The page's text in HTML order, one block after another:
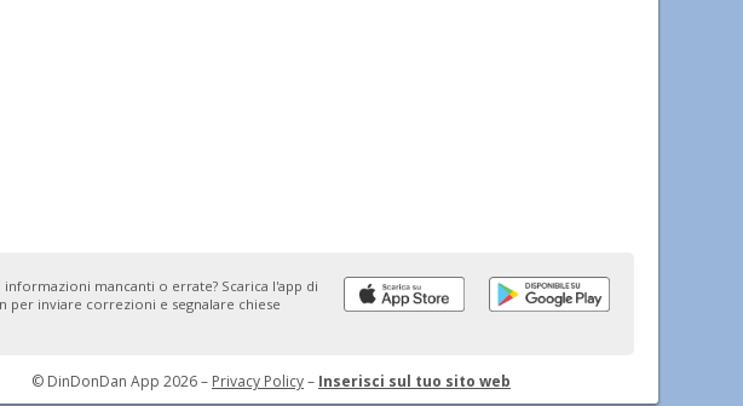
informazioni mancanti o errate? Scarica l'app di
per inviare correzioni e segnalare chiese
© DinDonDan App 2026 – Privacy Policy– Inserisci sul tuo sito web